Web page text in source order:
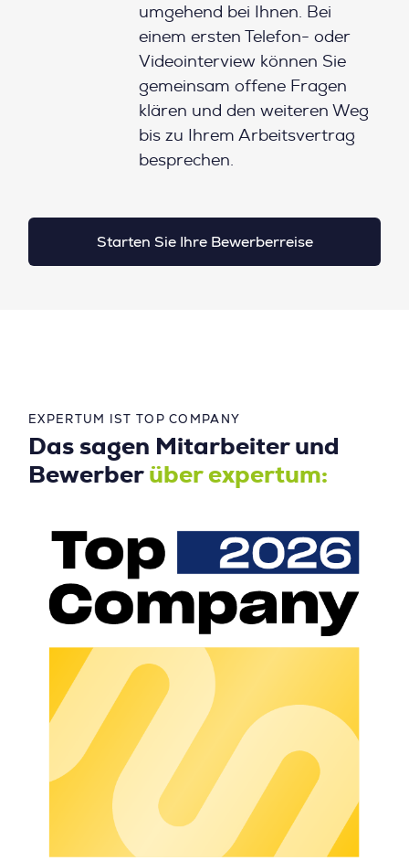
umgehend bei Ihnen. Bei
einem ersten Telefon- oder
Videointerview können Sie
gemeinsam offene Fragen
klären und den weiteren Weg
bis zu Ihrem Arbeitsvertrag
besprechen.
Starten Sie Ihre Bewerberreise
EXPERTUM IST TOP COMPANY
Das sagen Mitarbeiter und
Bewerber über expertum: